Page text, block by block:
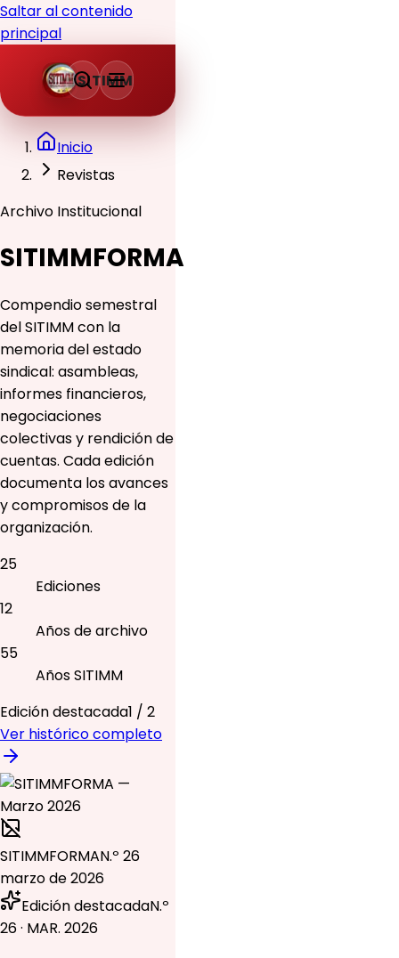
Saltar al contenido
principal
SITIMM
Inicio
Revistas
Archivo Institucional
SITIMMFORMA
Compendio semestral
del SITIMM con la
memoria del estado
sindical: asambleas,
informes financieros,
negociaciones
colectivas y rendición de
cuentas. Cada edición
documenta los avances
y compromisos de la
organización.
25
Ediciones
12
Años de archivo
55
Años SITIMM
Edición destacada1 / 2
Ver histórico completo
SITIMMFORMAN.º 26
marzo de 2026
Edición destacadaN.º
26 · MAR. 2026